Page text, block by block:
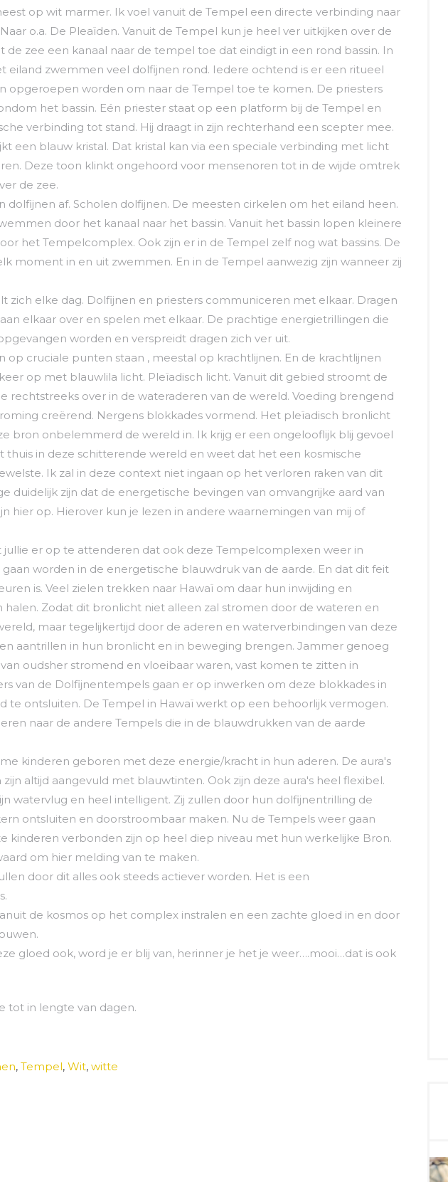
op wit marmer. Ik voel vanuit de Tempel een directe verbinding naar
o.a. De Pleaïden. Vanuit de Tempel kun je heel ver uitkijken over de
de zee een kanaal naar de tempel toe dat eindigt in een rond bassin. In
eiland zwemmen veel dolfijnen rond. Iedere ochtend is er een ritueel
opgeroepen worden om naar de Tempel toe te komen. De priesters
het bassin. Eén priester staat op een platform bij de Tempel en
verbinding tot stand. Hij draagt in zijn rechterhand een scepter mee.
een blauw kristal. Dat kristal kan via een speciale verbinding met licht
Deze toon klinkt ongehoord voor mensenoren tot in de wijde omtrek
de zee.
dolfijnen af. Scholen dolfijnen. De meesten cirkelen om het eiland heen.
door het kanaal naar het bassin. Vanuit het bassin lopen kleinere
het Tempelcomplex. Ook zijn er in de Tempel zelf nog wat bassins. De
moment in en uit zwemmen. En in de Tempel aanwezig zijn wanneer zij
zich elke dag. Dolfijnen en priesters communiceren met elkaar. Dragen
elkaar over en spelen met elkaar. De prachtige energietrillingen die
worden en verspreidt dragen zich ver uit.
op cruciale punten staan , meestal op krachtlijnen. En de krachtlijnen
op met blauwlila licht. Pleïadisch licht. Vanuit dit gebied stroomt de
rechtstreeks over in de wateraderen van de wereld. Voeding brengend
creërend. Nergens blokkades vormend. Het pleïadisch bronlicht
bron onbelemmerd de wereld in. Ik krijg er een ongelooflijk blij gevoel
thuis in deze schitterende wereld en weet dat het een kosmische
Ik zal in deze context niet ingaan op het verloren raken van dit
duidelijk zijn dat de energetische bevingen van omvangrijke aard van
hier op. Hierover kun je lezen in andere waarnemingen van mij of
jullie er op te attenderen dat ook deze Tempelcomplexen weer in
worden in de energetische blauwdruk van de aarde. En dat dit feit
is. Veel zielen trekken naar Hawaï om daar hun inwijding en
halen. Zodat dit bronlicht niet alleen zal stromen door de wateren en
maar tegelijkertijd door de aderen en waterverbindingen van deze
aantrillen in hun bronlicht en in beweging brengen. Jammer genoeg
oudsher stromend en vloeibaar waren, vast komen te zitten in
van de Dolfijnentempels gaan er op inwerken om deze blokkades in
te ontsluiten. De Tempel in Hawaï werkt op een behoorlijk vermogen.
naar de andere Tempels die in de blauwdrukken van de aarde
kinderen geboren met deze energie/kracht in hun aderen. De aura's
altijd aangevuld met blauwtinten. Ook zijn deze aura's heel flexibel.
watervlug en heel intelligent. Zij zullen door hun dolfijnentrilling de
ontsluiten en doorstroombaar maken. Nu de Tempels weer gaan
kinderen verbonden zijn op heel diep niveau met hun werkelijke Bron.
om hier melding van te maken.
door dit alles ook steeds actiever worden. Het is een
de kosmos op het complex instralen en een zachte gloed in en door
gloed ook, word je er blij van, herinner je het je weer….mooi…dat is ook
tot in lengte van dagen.
, Tempel, Wit, witte